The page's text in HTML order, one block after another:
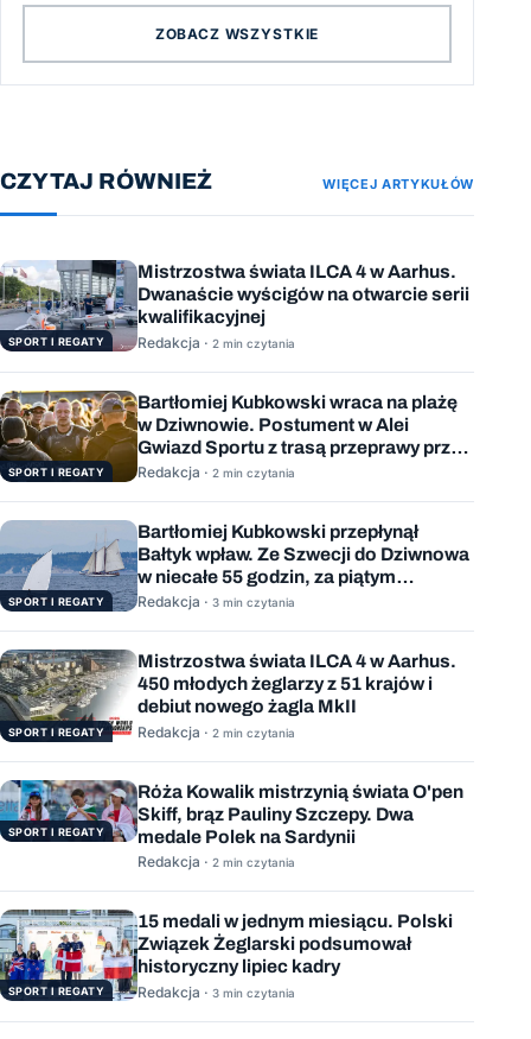
ZOBACZ WSZYSTKIE
CZYTAJ RÓWNIEŻ WIĘCEJ ARTYKUŁÓW
SPORT I REGATY
Mistrzostwa świata ILCA 4 w Aarhus.
Dwanaście wyścigów na otwarcie serii
kwalifikacyjnej
Redakcja · 2 min czytania
SPORT I REGATY
Bartłomiej Kubkowski wraca na plażę
w Dziwnowie. Postument w Alei
Gwiazd Sportu z trasą przeprawy przez
Bałtyk
Redakcja · 2 min czytania
SPORT I REGATY
Bartłomiej Kubkowski przepłynął
Bałtyk wpław. Ze Szwecji do Dziwnowa
w niecałe 55 godzin, za piątym
podejściem
Redakcja · 3 min czytania
SPORT I REGATY
Mistrzostwa świata ILCA 4 w Aarhus.
450 młodych żeglarzy z 51 krajów i
debiut nowego żagla MkII
Redakcja · 2 min czytania
SPORT I REGATY
Róża Kowalik mistrzynią świata O'pen
Skiff, brąz Pauliny Szczepy. Dwa
medale Polek na Sardynii
Redakcja · 2 min czytania
SPORT I REGATY
15 medali w jednym miesiącu. Polski
Związek Żeglarski podsumował
historyczny lipiec kadry
Redakcja · 3 min czytania